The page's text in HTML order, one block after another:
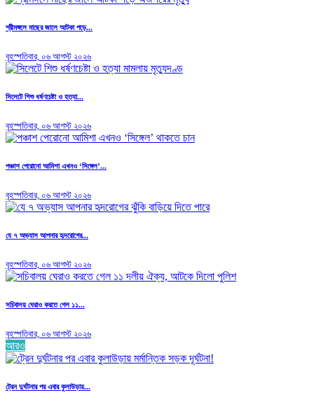
শ্রীমঙ্গলে মাছের জালে আটকা পড়ে...
বৃহস্পতিবার, ০৬ আগস্ট ২০২৬
সিলেটে শিশু ধর্ষণচেষ্টা ও হত্যা...
বৃহস্পতিবার, ০৬ আগস্ট ২০২৬
পঞ্চাশ পেরোনো আমিশা এখনও ‘সিঙ্গেল’...
বৃহস্পতিবার, ০৬ আগস্ট ২০২৬
যে ৭ অভ্যাস আপনার হৃদরোগের...
বৃহস্পতিবার, ০৬ আগস্ট ২০২৬
সচিবালয় ঘেরাও করতে গেল ১১...
বৃহস্পতিবার, ০৬ আগস্ট ২০২৬
আরও
ট্রেন দুর্ঘটনার পর এবার কুলাউড়ায়...